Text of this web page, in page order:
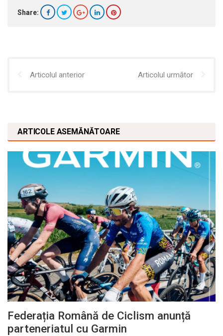
Share:
Articolul anterior Articolul următor
ARTICOLE ASEMĂNĂTOARE
Federația Română de Ciclism anunță
parteneriatul cu Garmin